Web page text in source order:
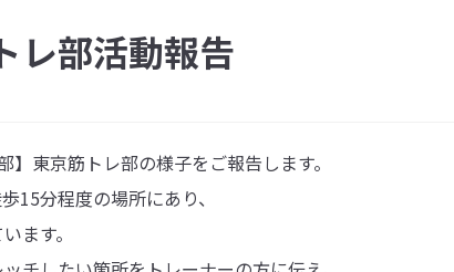
レ部活動報告
東京筋トレ部の様子をご報告します。
15分程度の場所にあり、
ます。